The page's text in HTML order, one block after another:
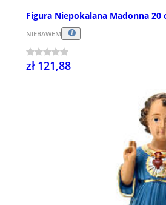
Figura Niepokalana Madonna
NIEBAWEM
zł 121,88